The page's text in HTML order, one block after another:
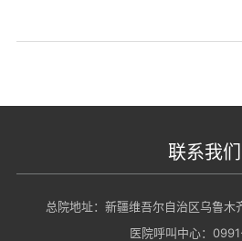
联系我们
总院地址：新疆维吾尔自治区乌鲁木
医院呼叫中心：